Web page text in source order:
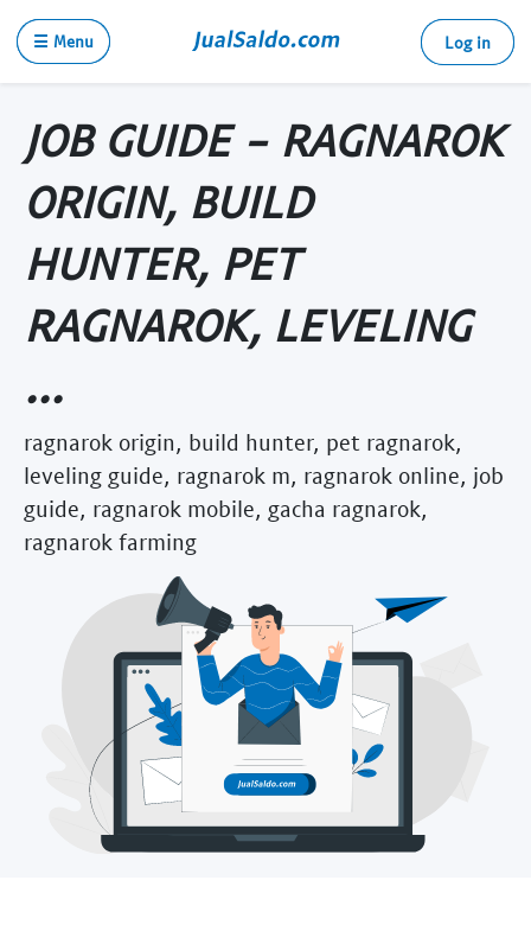
☰ Menu Log in
JOB GUIDE - RAGNAROK
ORIGIN, BUILD
HUNTER, PET
RAGNAROK, LEVELING
...
ragnarok origin, build hunter, pet ragnarok,
leveling guide, ragnarok m, ragnarok online, job
guide, ragnarok mobile, gacha ragnarok,
ragnarok farming